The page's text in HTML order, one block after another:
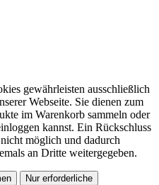
gewährleisten ausschließlich
Webseite. Sie dienen zum
im Warenkorb sammeln oder
kannst. Ein Rückschluss
möglich und dadurch
an Dritte weitergegeben.
Nur erforderliche